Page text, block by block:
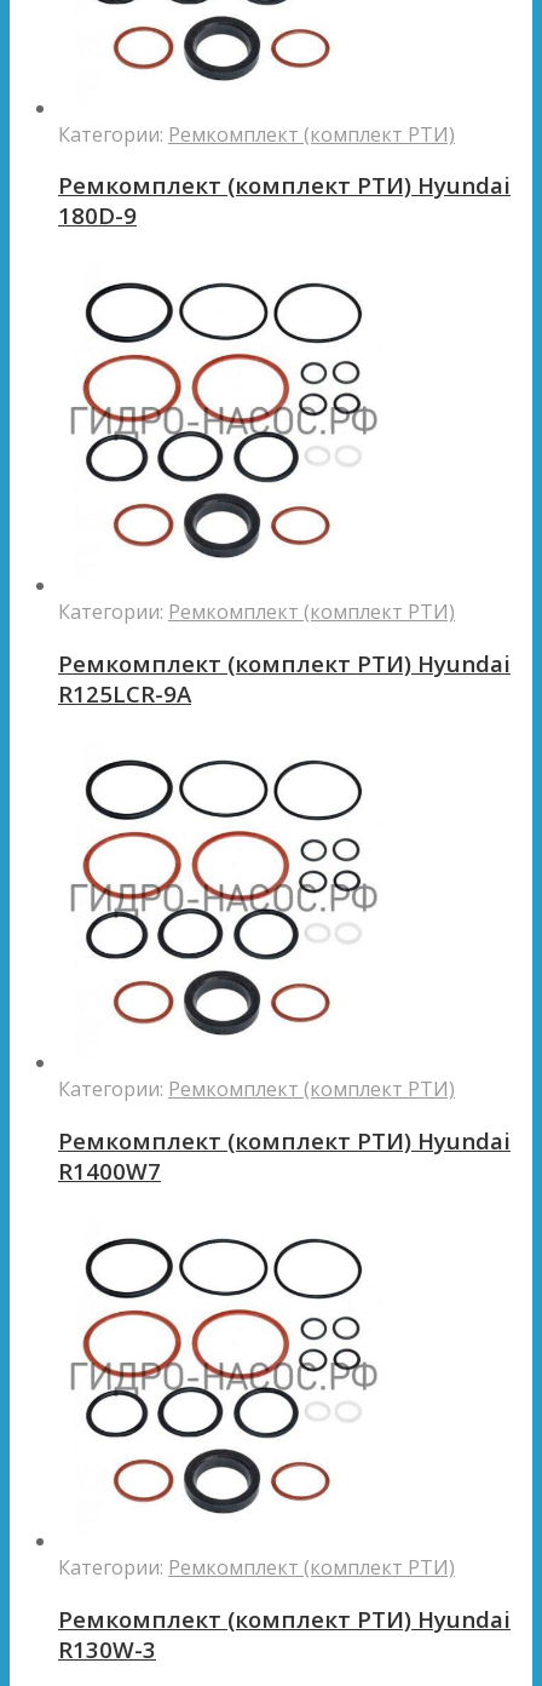
Категории: Ремкомплект (комплект РТИ)
Ремкомплект (комплект РТИ) Hyundai
180D-9
Категории: Ремкомплект (комплект РТИ)
Ремкомплект (комплект РТИ) Hyundai
R125LCR-9A
Категории: Ремкомплект (комплект РТИ)
Ремкомплект (комплект РТИ) Hyundai
R1400W7
Категории: Ремкомплект (комплект РТИ)
Ремкомплект (комплект РТИ) Hyundai
R130W-3